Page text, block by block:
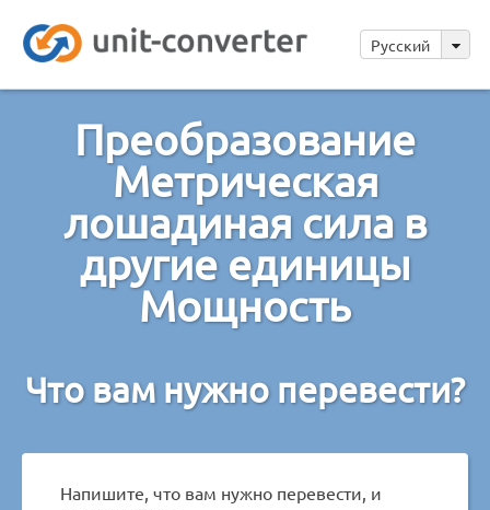
Русский
Преобразование
Метрическая
лошадиная сила в
другие единицы
Мощность
Что вам нужно перевести?
Напишите, что вам нужно перевести, и